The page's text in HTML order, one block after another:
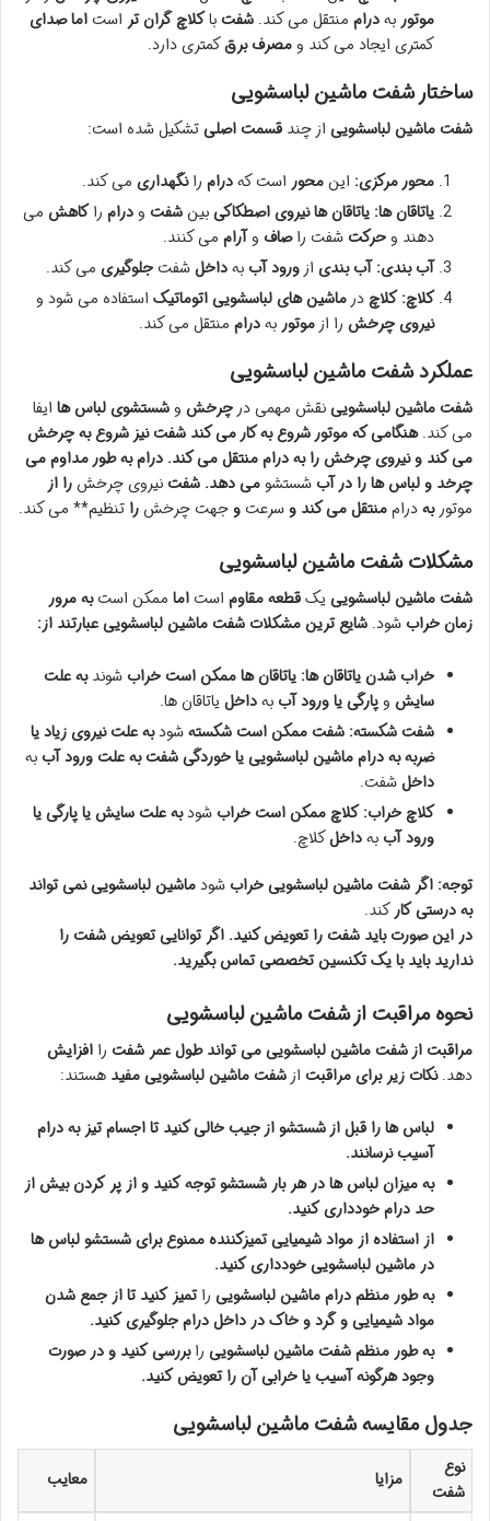
موتوربهدرام منتقل می کند. شفتباکلاچگران تر استاماصدای
کمتری ایجاد می کند ومصرف برقکمتری دارد.
ساختار شفت ماشین لباسشویی
شفت ماشین لباسشویی از چند قسمت اصلیتشکیل شده است:
محور مرکزی: اینمحور است کهدرام رانگهداری می کند.
یاتاقان ها: یاتاقان هانیروی اصطکاکیبینشفت ودرام راکاهش می
دهند وحرکتشفت راصاف وآرام می کنند.
آب بندی: آب بندی ازورود آببهداخلشفتجلوگیری می کند.
کلاچ: کلاچدرماشین های لباسشویی اتوماتیک استفاده می شود و
نیروی چرخش را ازموتوربهدرام منتقل می کند.
عملکرد شفت ماشین لباسشویی
شفت ماشین لباسشویینقش مهمی درچرخش وشستشوی لباس ها ایفا
می کند.هنگامی که موتور شروع به کار می کند شفت نیز شروع به چرخش
می کند و نیروی چرخش را به درام منتقل می کند. درام به طور مداوم می
چرخد و لباس ها را در آبشستشومی دهد. شفتنیروی چرخشرا از
موتوربهدراممنتقل می کند وسرعتوجهت چرخشرا تنظیم** می کند.
مشکلات شفت ماشین لباسشویی
شفت ماشین لباسشویییکقطعهمقاوم استاما ممکن استبه مرور
زمانخرابشود. شایع ترینمشکلاتشفتماشین لباسشوییعبارتند از:
خراب شدن یاتاقان ها: یاتاقان هاممکن استخرابشوندبهعلت
سایش وپارگییاورود آببهداخلیاتاقان ها.
شفت شکسته: شفتممکن استشکستهشودبهعلتنیروی زیادیا
ضربهبهدرامماشین لباسشویییاخوردگیشفتبهعلتورود آببه
داخلشفت.
کلاچ خراب: کلاچممکن استخرابشودبهعلتسایشیاپارگییا
ورود آببهداخلکلاچ.
توجه: اگر شفت ماشین لباسشوییخرابشودماشین لباسشویینمی تواند
به درستیکارکند.
دراینصورتباید شفت را تعویض کنید. اگر تواناییتعویضشفترا
ندارید باید بایکتکنسینتخصصیتماسبگیرید.
نحوه مراقبت از شفت ماشین لباسشویی
مراقبت از شفت ماشین لباسشوییمی تواند طول عمر شفت را افزایش
دهد.نکاتزیر برایمراقبت ازشفتماشین لباسشوییمفید هستند:
لباس ها را قبل از شستشواز جیبخالی کنیدتااجسامتیز بهدرام
آسیب نرسانند.
بهمیزانلباس هادرهر بارشستشوتوجهکنید وازپر کردنبیش از
حد درامخودداریکنید.
ازاستفادهازمواد شیمیاییتمیزکنندهممنوعبرایشستشولباس ها
درماشین لباسشوییخودداریکنید.
بهطورمنظمدرامماشین لباسشویی راتمیز کنید تاازجمع شدن
موادشیمیاییوگردوخاکدرداخلدرامجلوگیریکنید.
بهطورمنظمشفتماشین لباسشویی رابررسیکنید ودرصورت
وجودهرگونهآسیبیاخرابیآنرا تعویضکنید.
جدول مقایسه شفت ماشین لباسشویی
نوع
شفت
مزایا معایب